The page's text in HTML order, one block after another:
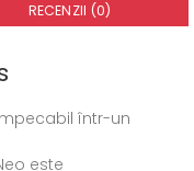
RECENZII (0)
într-un
este